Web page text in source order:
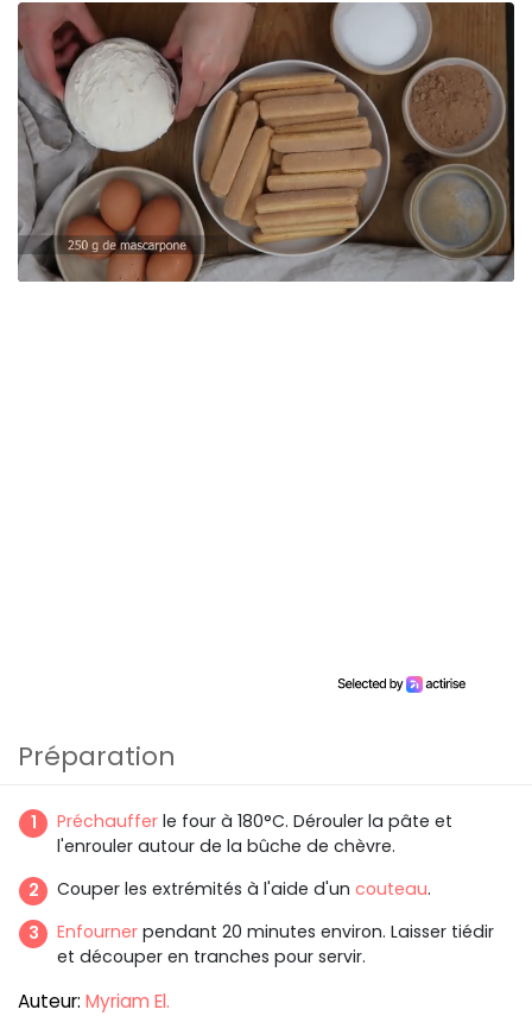
Préparation
Préchauffer le four à 180°C. Dérouler la pâte et
l'enrouler autour de la bûche de chèvre.
Couper les extrémités à l'aide d'un couteau.
Enfourner pendant 20 minutes environ. Laisser tiédir
et découper en tranches pour servir.
Auteur: Myriam El.